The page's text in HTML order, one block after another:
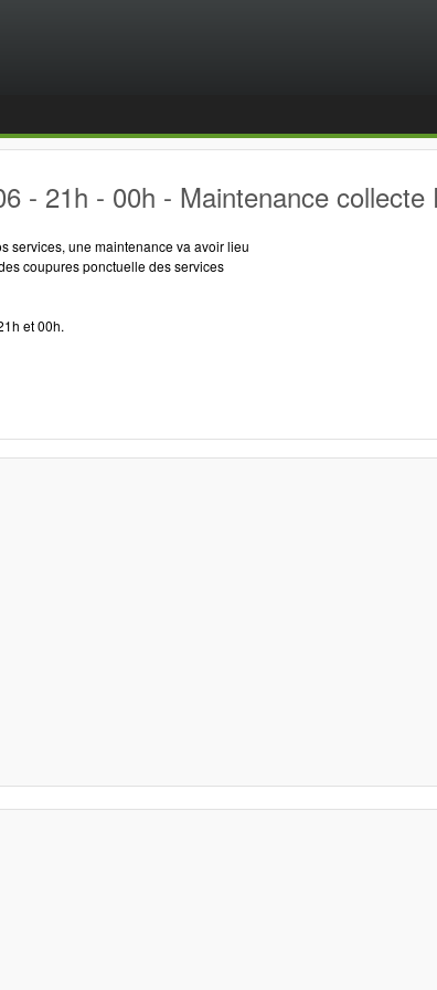
- 21h - 00h - Maintenance
services, une maintenance va avoir lieu
coupures ponctuelle des services
et 00h.